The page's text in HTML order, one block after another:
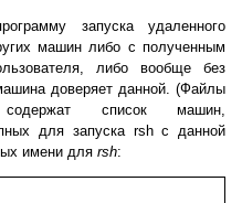
запуска удаленного
машин либо с полученным
либо вообще без
доверяет данной. (Файлы
список машин,
для запуска rsh с данной
имени для rsh: